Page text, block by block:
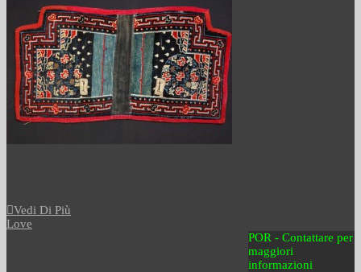
Vedi Di Più
Love
POR - Contattare per
maggiori
informazioni